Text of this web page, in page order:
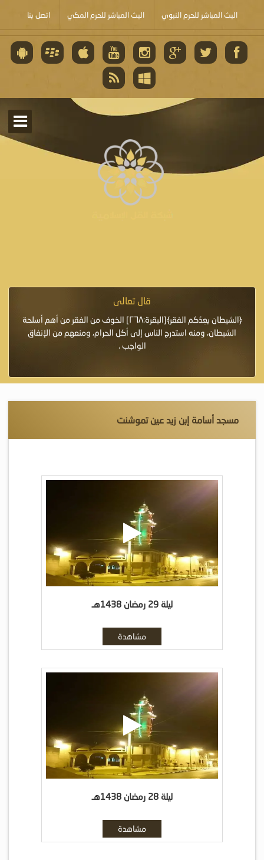
البث المباشر للحرم النبوي البث المباشر للحرم المكي اتصل بنا
قال تعالى
﴿الشيطان يعِدُكم الفقر﴾[البقرة:٢٦٨] الخوف من الفقر من أهم أسلحة
الشيطان، ومنه استدرج الناس إلى أكل الحرام، ومنعهم من الإنفاق
الواجب .
مسجد أسامة إبن زيد عين تموشنت
ليلة 29 رمضان 1438هـ
مشاهدة
ليلة 28 رمضان 1438هـ
مشاهدة